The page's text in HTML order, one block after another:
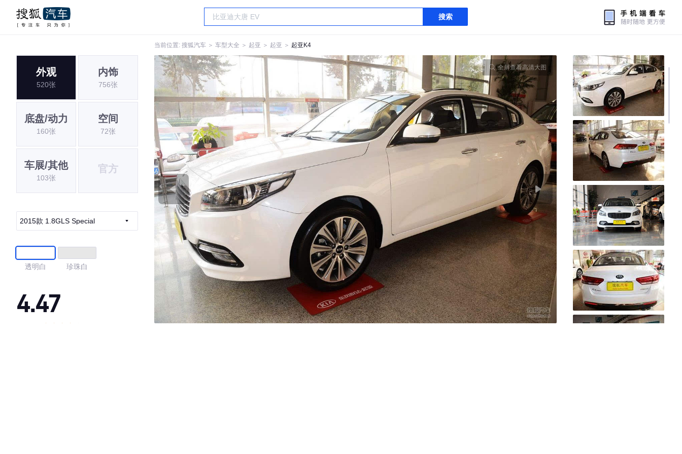
搜索
当前位置: 搜狐汽车 ＞ 车型大全 ＞ 起亚 ＞ 起亚 ＞ 起亚K4
外观
520张
内饰
756张
底盘/动力
160张
空间
72张
车展/其他
103张
官方
2015款 1.8GLS Special
透明白 珍珠白
4.47
全屏查看高清大图